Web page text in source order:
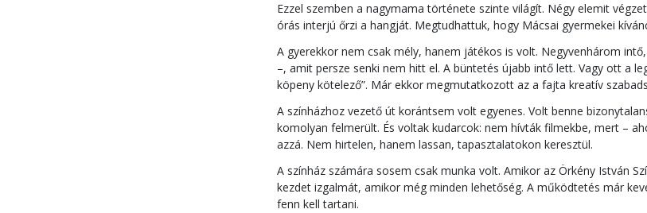
Ezzel szemben a nagymama története szinte világít. Négy elemit
órás interjú őrzi a hangját. Megtudhattuk, hogy Mácsai gyermekei
A gyerekkor nem csak mély, hanem játékos is volt. Negyvenhárom
–, amit persze senki nem hitt el. A büntetés újabb intő lett. Vagy ott a
köpeny kötelező”. Már ekkor megmutatkozott az a fajta kreatív
A színházhoz vezető út korántsem volt egyenes. Volt benne
komolyan felmerült. És voltak kudarcok: nem hívták filmekbe, mert –
azzá. Nem hirtelen, hanem lassan, tapasztalatokon keresztül.
A színház számára sosem csak munka volt. Amikor az Örkény István
kezdet izgalmát, amikor még minden lehetőség. A működtetés már
fenn kell tartani.